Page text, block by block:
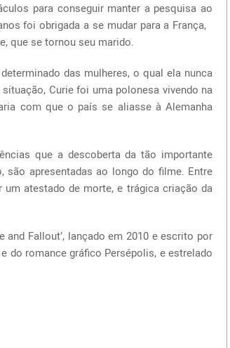
para conseguir manter a pesquisa ao
foi obrigada a se mudar para a França,
que se tornou seu marido.
das mulheres, o qual ela nunca
Curie foi uma polonesa vivendo na
com que o país se aliasse à Alemanha
que a descoberta da tão importante
são apresentadas ao longo do filme. Entre
atestado de morte, e trágica criação da
and Fallout’, lançado em 2010 e escrito por
do romance gráfico Persépolis, e estrelado